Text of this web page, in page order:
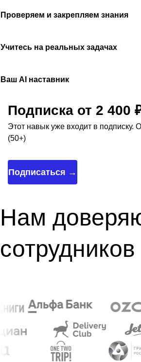
Проверяем и закрепляем знания
Учитесь на реальных задачах
Ваш AI наставник
Подписка от 2 400
Этот навык уже входит в подписку.
(50+)
Подписаться →
Нам
сотрудников